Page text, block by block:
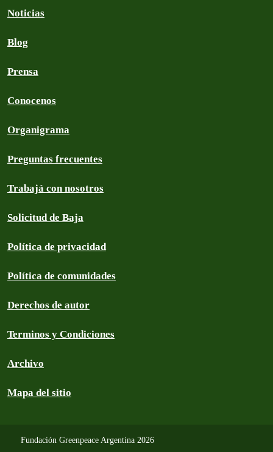
Noticias
Blog
Prensa
Conocenos
Organigrama
Preguntas frecuentes
Trabajá con nosotros
Solicitud de Baja
Política de privacidad
Política de comunidades
Derechos de autor
Terminos y Condiciones
Archivo
Mapa del sitio
Fundación Greenpeace Argentina 2026